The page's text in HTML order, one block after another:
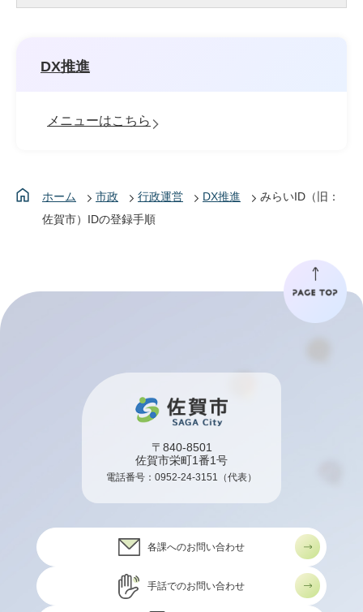
DX推進
メニューはこちら
ホーム 市政 行政運営 DX推進
みらいID（旧：
佐賀市）IDの登録手順
〒840-8501
佐賀市栄町1番1号
電話番号： 0952-24-3151 （代表）
各課へのお問い合わせ
手話でのお問い合わせ